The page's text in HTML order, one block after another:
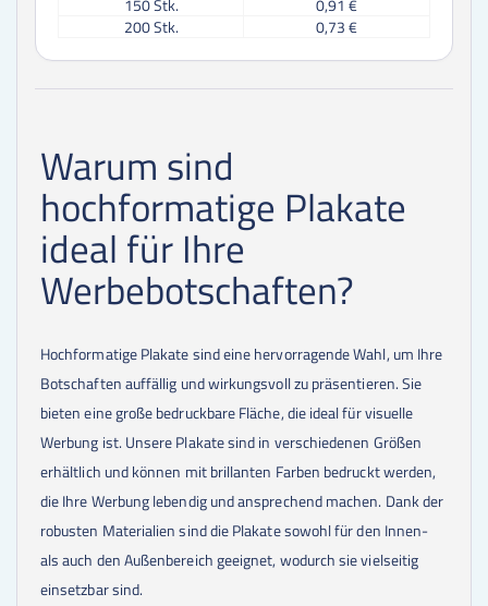
150Stk.
0,91 €
200Stk.
0,73 €
350Stk.
0,52 €
500Stk.
550 Stk.
600Stk.
0,38 €
650Stk.
0,38 €
700Stk.
750Stk.
800 Stk.
0,33 €
850Stk.
0,34 €
950Stk.
0,31 €
1000Stk.
0,30 €
Stk.
0,30 €
1500Stk.
0,28 €
1750Stk.
0,29 €
2000
0,26 €
2250Stk.
0,27 €
2500Stk.
0,25 €
2750Stk.
0,26 €
3000
Stk.
0,24 €
3250Stk.
0,25 €
3500
Warum sind
hochformatige Plakate
ideal für Ihre
Werbebotschaften?
Hochformatige Plakate sind eine hervorragende Wahl, um Ihre
Botschaften auffällig und wirkungsvoll zu präsentieren. Sie
bieten eine große bedruckbare Fläche, die ideal für visuelle
Werbung ist. Unsere Plakate sind in verschiedenen Größen
erhältlich und können mit brillanten Farben bedruckt werden,
die Ihre Werbung lebendig und ansprechend machen. Dank der
robusten Materialien sind die Plakate sowohl für den Innen-
als auch den Außenbereich geeignet, wodurch sie vielseitig
einsetzbar sind.